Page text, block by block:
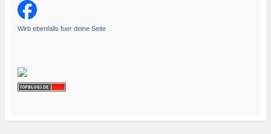
Wirb ebenfalls fuer deine Seite